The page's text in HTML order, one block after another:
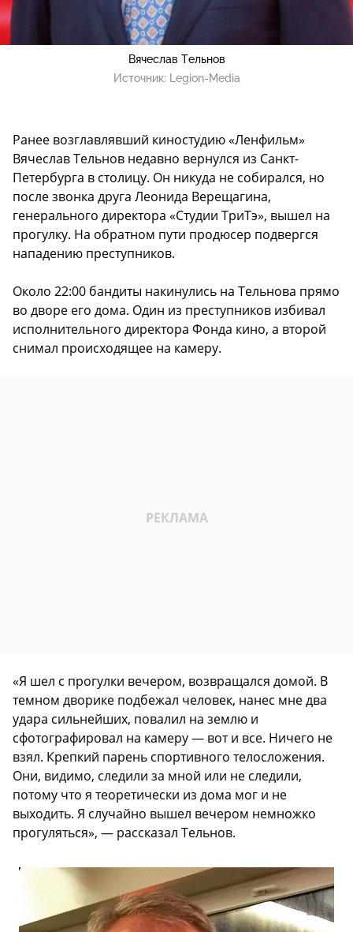
Вячеслав Тельнов
Источник:
Legion-Media
Ранее возглавлявший киностудию «Ленфильм»
Вячеслав Тельнов недавно вернулся из Санкт-
Петербурга в столицу. Он никуда не собирался, но
после звонка друга Леонида Верещагина,
генерального директора «Студии ТриТэ», вышел на
прогулку. На обратном пути продюсер подвергся
нападению преступников.
Около 22:00 бандиты накинулись на Тельнова прямо
во дворе его дома. Один из преступников избивал
исполнительного директора Фонда кино, а второй
снимал происходящее на камеру.
«Я шел с прогулки вечером, возвращался домой. В
темном дворике подбежал человек, нанес мне два
удара сильнейших, повалил на землю и
сфотографировал на камеру — вот и все. Ничего не
взял. Крепкий парень спортивного телосложения.
Они, видимо, следили за мной или не следили,
потому что я теоретически из дома мог и не
выходить. Я случайно вышел вечером немножко
прогуляться», — рассказал Тельнов.